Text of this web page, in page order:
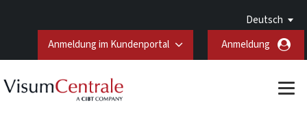
Deutsch
Anmeldung im Kundenportal
Anmeldung